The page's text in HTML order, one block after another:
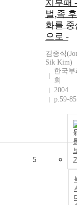
치부패
벌,족
화를 중
으로 -
김종식
Sik Kim)
한국
회
2004
p.59-85
5